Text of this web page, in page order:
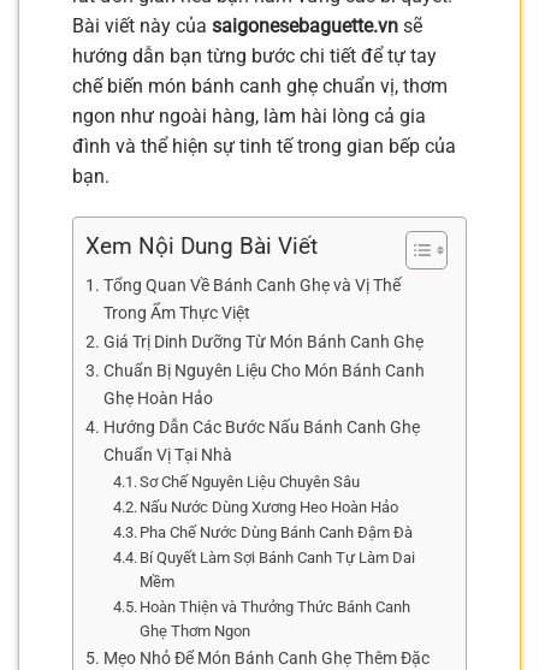
Bài viết này của saigonesebaguette.vn sẽ
hướng dẫn bạn từng bước chi tiết để tự tay
chế biến món bánh canh ghẹ chuẩn vị, thơm
ngon như ngoài hàng, làm hài lòng cả gia
đình và thể hiện sự tinh tế trong gian bếp của
bạn.
Xem Nội Dung Bài Viết
Tổng Quan Về Bánh Canh Ghẹ và Vị Thế
Trong Ẩm Thực Việt
Giá Trị Dinh Dưỡng Từ Món Bánh Canh Ghẹ
Chuẩn Bị Nguyên Liệu Cho Món Bánh Canh
Ghẹ Hoàn Hảo
Hướng Dẫn Các Bước Nấu Bánh Canh Ghẹ
Chuẩn Vị Tại Nhà
Sơ Chế Nguyên Liệu Chuyên Sâu
Nấu Nước Dùng Xương Heo Hoàn Hảo
Pha Chế Nước Dùng Bánh Canh Đậm Đà
Bí Quyết Làm Sợi Bánh Canh Tự Làm Dai
Mềm
Hoàn Thiện và Thưởng Thức Bánh Canh
Ghẹ Thơm Ngon
Mẹo Nhỏ Để Món Bánh Canh Ghẹ Thêm Đặc